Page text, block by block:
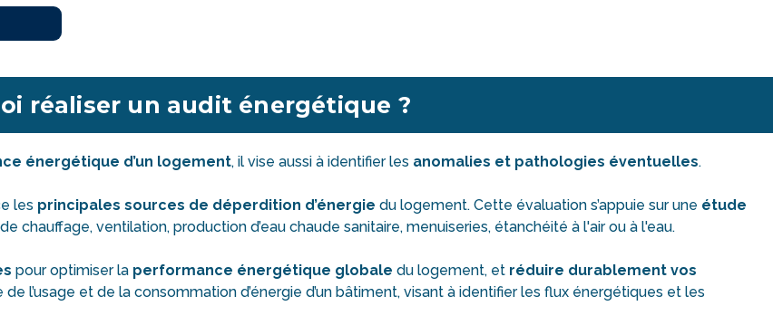
réaliser un audit énergétique ?
énergétique d’un logement, il vise aussi à identifier les anomalies et pathologies éventuelles.
les principales sources de déperdition d’énergie du logement. Cette évaluation s’appuie sur une étude
chauffage, ventilation, production d’eau chaude sanitaire, menuiseries, étanchéité à l'air ou à l'eau.
pour optimiser la performance énergétique globale du logement, et réduire durablement vos
l’usage et de la consommation d’énergie d’un bâtiment, visant à identifier les flux énergétiques et les